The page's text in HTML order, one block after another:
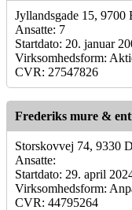
Jyllandsgade 15, 9700
Ansatte: 7
Startdato: 20. januar
Virksomhedsform:
CVR: 27547826
Frederiks mure &
Storskovvej 74, 9330
Ansatte:
Startdato: 29. april
Virksomhedsform:
CVR: 44795264